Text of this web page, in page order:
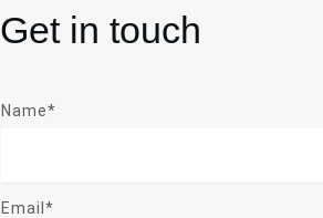
Get in touch
Name*
Email*